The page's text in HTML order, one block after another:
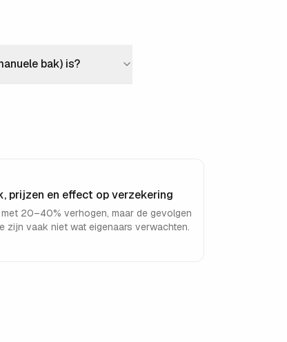
bak) is?
prijzen en effect op verzekering
20–40% verhogen, maar de gevolgen
zijn vaak niet wat eigenaars verwachten.